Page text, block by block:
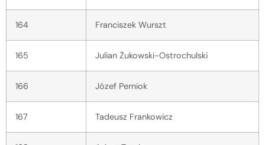
164 Franciszek Wurszt
165 Julian Żukowski-Ostrochulski
166 Józef Perniok
167 Tadeusz Frankowicz